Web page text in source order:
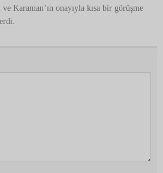
Karaman’ın onayıyla kısa bir görüşme